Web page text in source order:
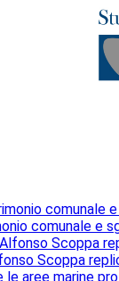
comunale e
Scoppa